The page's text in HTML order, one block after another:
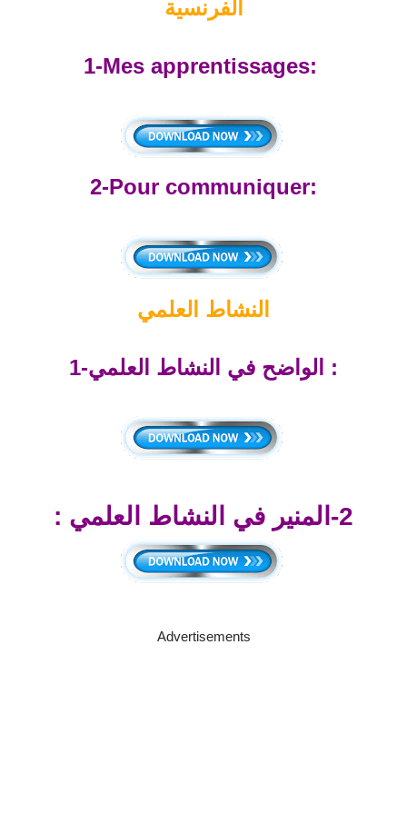
الفرنسية
1-Mes apprentissages:
2-Pour communiquer:
النشاط العلمي
1-الواضح في النشاط العلمي :
2-المنير في النشاط العلمي :
Advertisements